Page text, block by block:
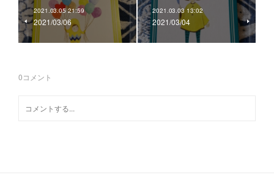
2021.03.05 21:59
2021/03/06
2021.03.03 13:02
2021/03/04
0コメント